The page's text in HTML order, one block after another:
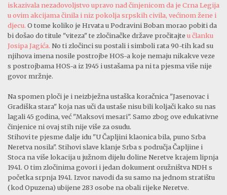
iskazivala nezadovoljstvo upravo nad činjenicom da je Crna Legija
u ovim akcijama činila i niz pokolja srpskih civila, većinom žene i
djecu. O tome koliko je Hrvata u Podravini Boban morao pobiti da
bi došao do titule "viteza" te zločinačke države pročitajte u članku
Josipa Jagića. No ti zločinci su postali i simboli rata 90-tih kad su
njihova imena nosile postrojbe HOS-a koje nemaju nikakve veze
s postrojbama HOS-a iz 1945 i ustašama pa ni ta pjesma više nije
govor mržnje.
Na spomen ploči je i neizbježna ustaška koračnica "Jasenovac i
Gradiška stara" koja nas uči da ustaše nisu bili koljači kako su nas
lagali 45 godina, već "Maksovi mesari". Samo zbog ove edukativne
činjenice ni ovaj stih nije više za osudu.
Stihovi te pjesme dalje idu "U Čapljini klaonica bila, puno Srba
Neretva nosila". Stihovi slave klanje Srba s područja Čapljine i
Stoca na više lokacija u južnom dijelu doline Neretve krajem lipnja
1941. O tim zločinima govori i jedan dokument oružništva NDH s
početka srpnja 1941. Izvor navodi da su samo na jednom stratištu
(kod Opuzena) ubijene 283 osobe na obali rijeke Neretve.